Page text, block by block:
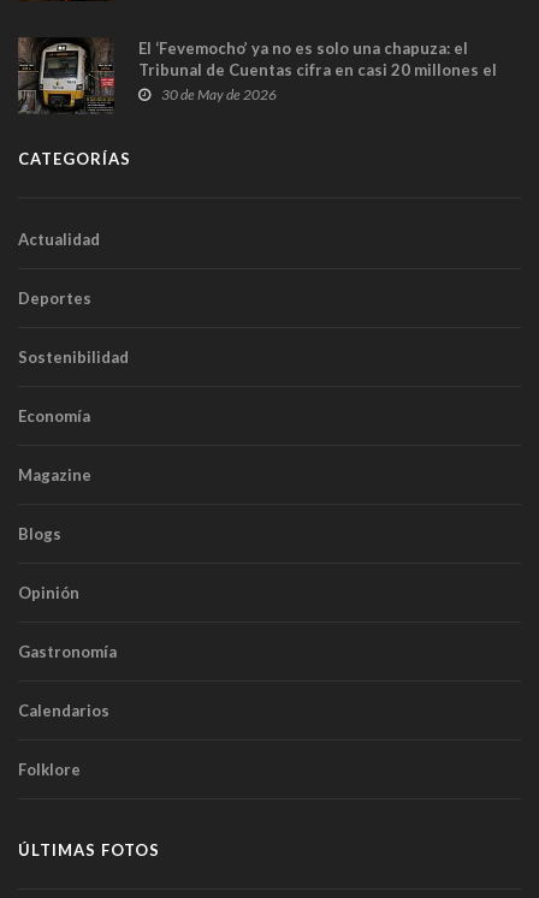
El ‘Fevemocho’ ya no es solo una chapuza: el
Tribunal de Cuentas cifra en casi 20 millones el
sobrecoste de los trenes que no cabían por los
30 de May de 2026
CATEGORÍAS
Actualidad
Deportes
Sostenibilidad
Economía
Magazine
Blogs
Opinión
Gastronomía
Calendarios
Folklore
ÚLTIMAS FOTOS